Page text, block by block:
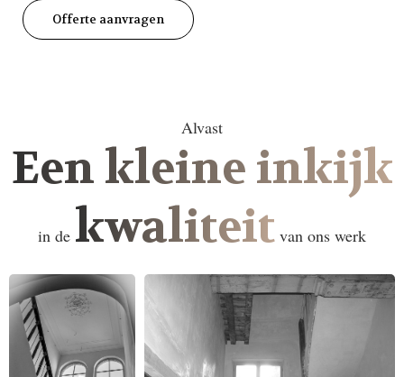
Offerte aanvragen
Alvast
Een kleine inkijk
in de kwaliteit van ons werk